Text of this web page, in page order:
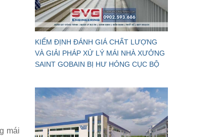
mái
KIỂM ĐỊNH ĐÁNH GIÁ CHẤT LƯỢNG
VÀ GIẢI PHÁP XỬ LÝ MÁI NHÀ XƯỞNG
SAINT GOBAIN BỊ HƯ HỎNG CỤC BỘ